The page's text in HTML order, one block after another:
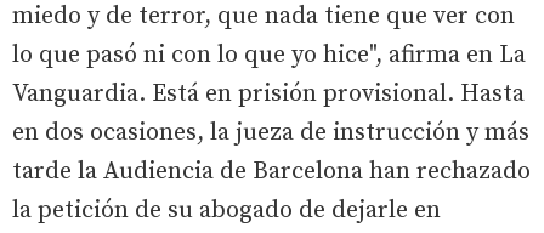
miedo y de terror, que nada tiene que ver con
lo que pasó ni con lo que yo hice", afirma en La
Vanguardia. Está en prisión provisional. Hasta
en dos ocasiones, la jueza de instrucción y más
tarde la Audiencia de Barcelona han rechazado
la petición de su abogado de dejarle en